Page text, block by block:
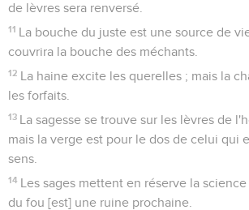
de lèvres sera renversé.
11 La bouche du juste est une source de
couvrira la bouche des méchants.
12 La haine excite les querelles ; mais la
les forfaits.
13 La sagesse se trouve sur les lèvres de
mais la verge est pour le dos de celui qui
sens.
14 Les sages mettent en réserve la
du fou [est] une ruine prochaine.